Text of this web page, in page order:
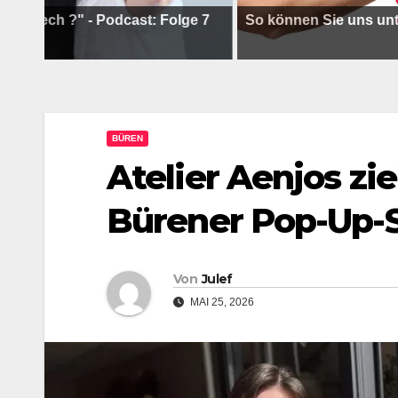
?" - Podcast: Folge 7 So können Sie uns
BÜREN
Atelier Aenjos
Bürener Pop-Up-
Von Julef
MAI 25, 2026